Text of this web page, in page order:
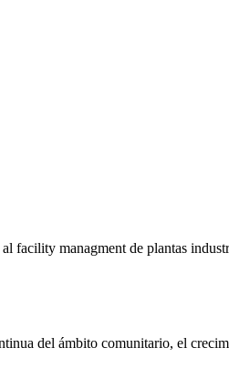
facility managment de plantas
del ámbito comunitario, el